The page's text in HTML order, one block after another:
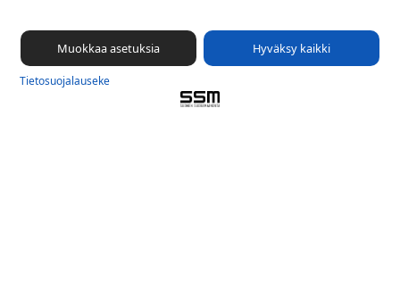
Tietosuojalauseke
Ilmoituskanava
Tietosuoja­lauseke
Muokkaa asetuksia Hyväksy kaikki